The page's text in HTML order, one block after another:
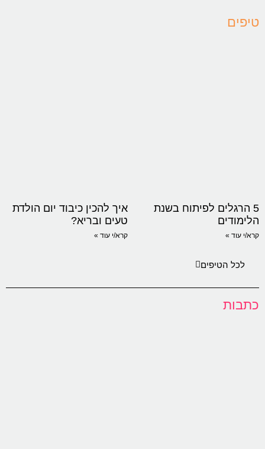
טיפים
5 הרגלים לפיתוח בשנת
הלימודים
קרא/י עוד »
איך להכין כיבוד יום הולדת
טעים ובריא?
קרא/י עוד »
לכל הטיפים
כתבות